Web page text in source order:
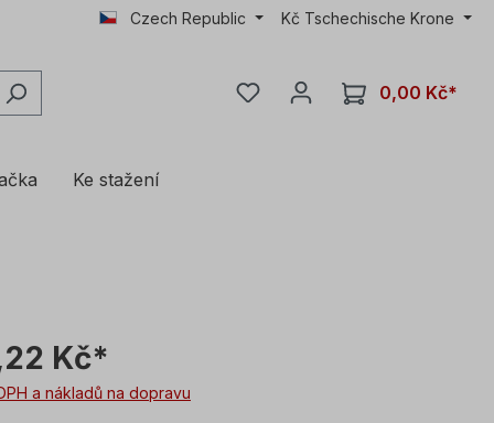
Czech Republic Kč Tschechische Krone
0,00 Kč*
Ke stažení
Kč*
a nákladů na dopravu